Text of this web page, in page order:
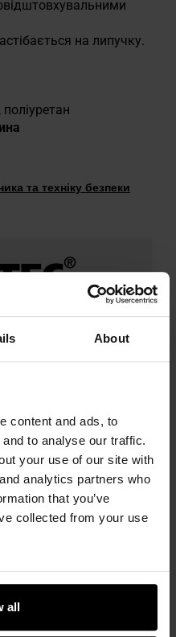
About
content and ads, to
to analyse our traffic.
your use of our site with
analytics partners who
that you’ve
collected from your use
all
на липучку.
та техніку безпеки
з 1971 року
й
і тактичного
досвід
майном і
сучасні
цивільних
— компанія
якісного
в країнах
доповненням